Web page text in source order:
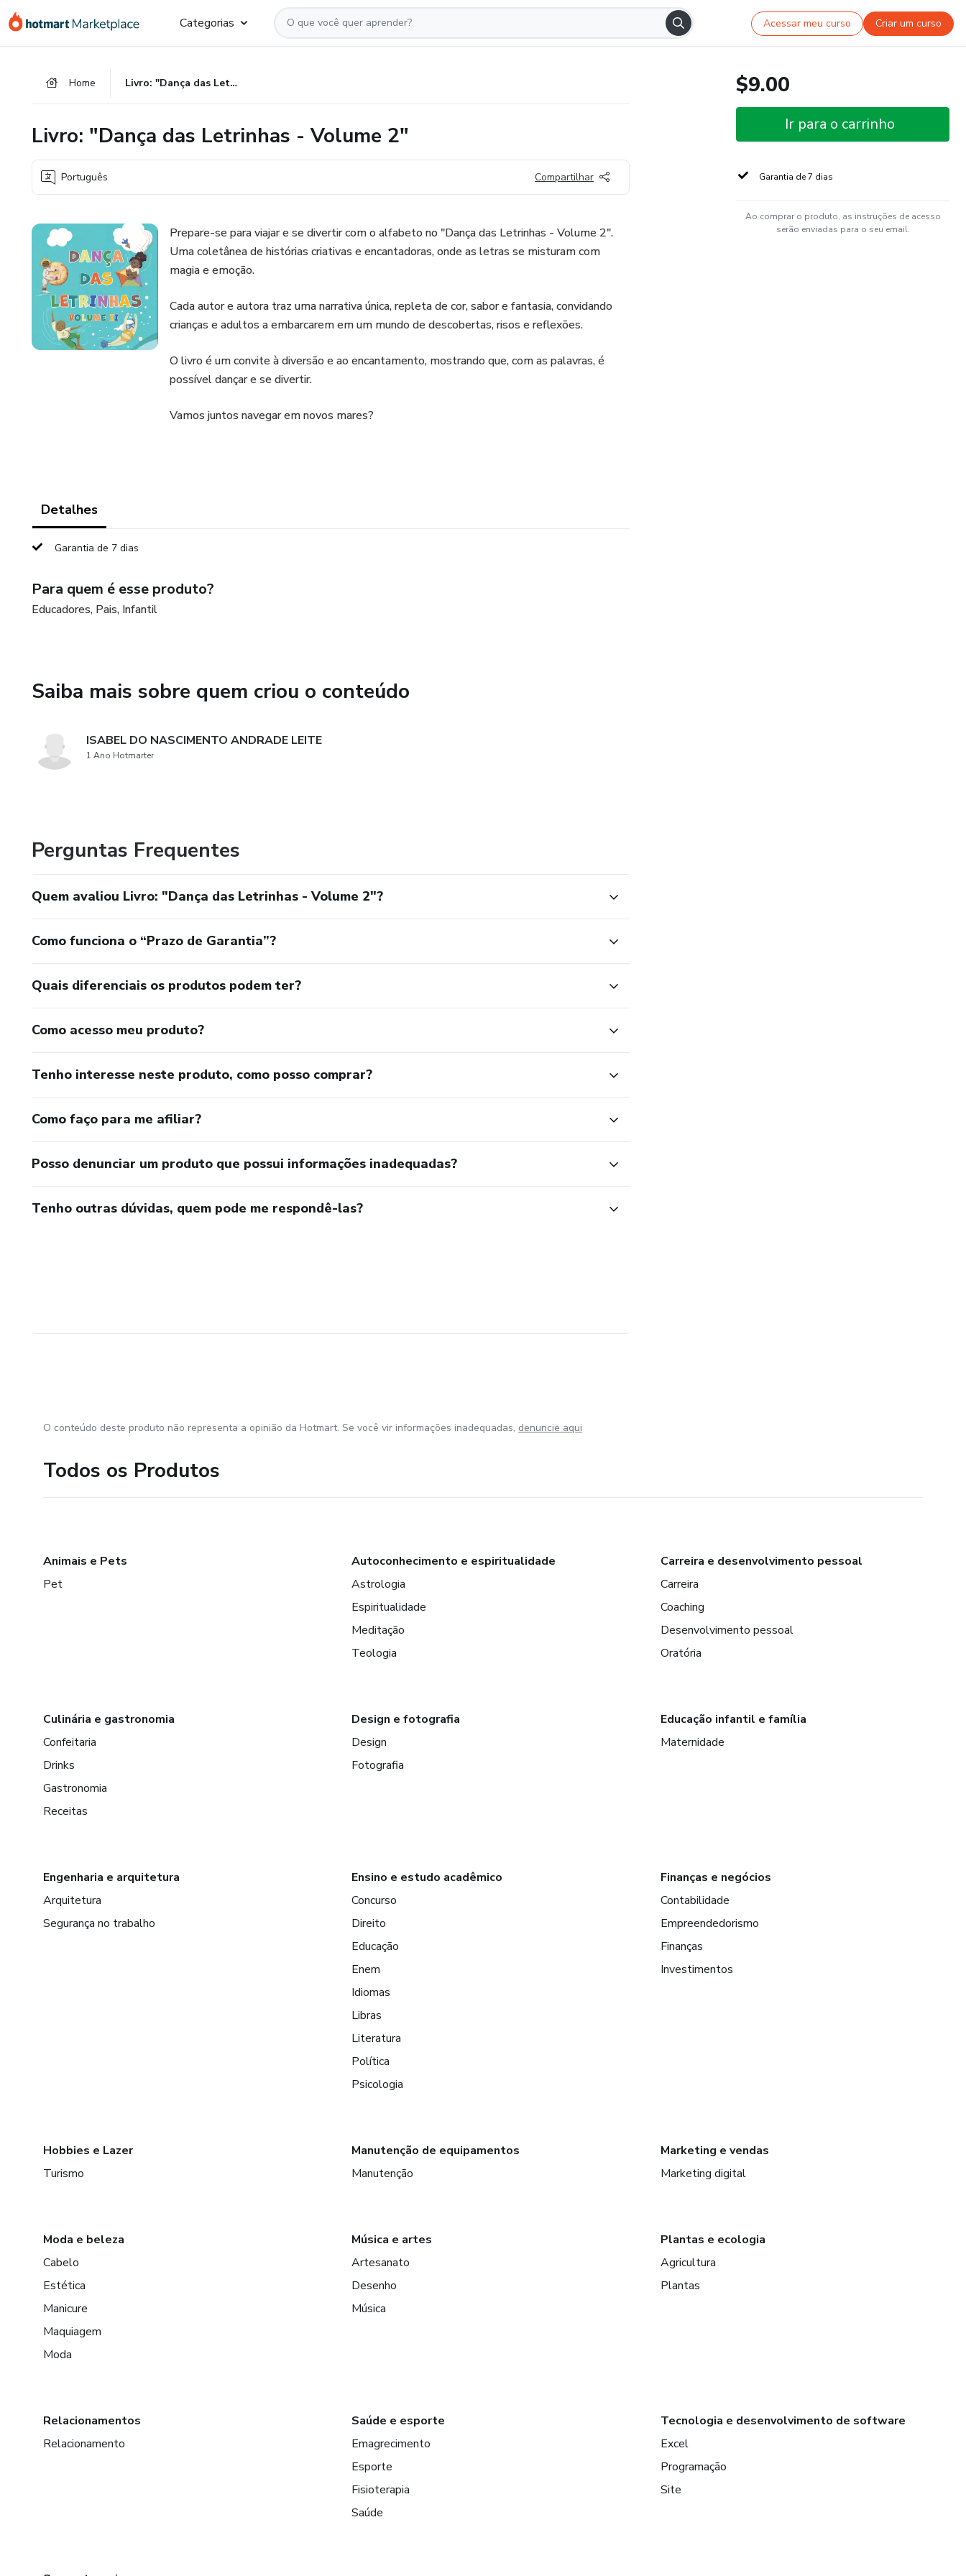
para
para
para
Categorias Acessar meu curso Criar um curso
Home Livro: "Dança das Letrinhas - Volume 2"
Livro: "Dança das Letrinhas - Volume 2"
Português Compartilhar
Prepare-se para viajar e se divertir com o alfabeto no "Dança das Letrinhas - Volume 2".
Uma coletânea de histórias criativas e encantadoras, onde as letras se misturam com
magia e emoção.
Cada autor e autora traz uma narrativa única, repleta de cor, sabor e fantasia, convidando
crianças e adultos a embarcarem em um mundo de descobertas, risos e reflexões.
O livro é um convite à diversão e ao encantamento, mostrando que, com as palavras, é
possível dançar e se divertir.
Vamos juntos navegar em novos mares?
Detalhes
Garantia de 7 dias
Para quem é esse produto?
Educadores, Pais, Infantil
Saiba mais sobre quem criou o conteúdo
ISABEL DO NASCIMENTO ANDRADE LEITE
1 Ano Hotmarter
Perguntas Frequentes
Quem avaliou Livro: "Dança das Letrinhas - Volume 2"?
Como funciona o “Prazo de Garantia”?
Quais diferenciais os produtos podem ter?
Como acesso meu produto?
Tenho interesse neste produto, como posso comprar?
Como faço para me afiliar?
Posso denunciar um produto que possui informações inadequadas?
Tenho outras dúvidas, quem pode me respondê-las?
$9.00
Ir para o carrinho
Garantia de 7 dias
Ao comprar o produto, as instruções de acesso
serão enviadas para o seu email.
O conteúdo deste produto não representa a opinião da Hotmart. Se você vir informações inadequadas, denuncie aqui
Todos os Produtos
Animais e Pets
Pet
Autoconhecimento e espiritualidade
Astrologia
Espiritualidade
Meditação
Teologia
Carreira e desenvolvimento pessoal
Carreira
Coaching
Desenvolvimento pessoal
Oratória
Culinária e gastronomia
Confeitaria
Drinks
Gastronomia
Receitas
Design e fotografia
Design
Fotografia
Educação infantil e família
Maternidade
Engenharia e arquitetura
Arquitetura
Segurança no trabalho
Ensino e estudo acadêmico
Concurso
Direito
Educação
Enem
Idiomas
Libras
Literatura
Política
Psicologia
Finanças e negócios
Contabilidade
Empreendedorismo
Finanças
Investimentos
Hobbies e Lazer
Turismo
Manutenção de equipamentos
Manutenção
Marketing e vendas
Marketing digital
Moda e beleza
Cabelo
Estética
Manicure
Maquiagem
Moda
Música e artes
Artesanato
Desenho
Música
Plantas e ecologia
Agricultura
Plantas
Relacionamentos
Relacionamento
Saúde e esporte
Emagrecimento
Esporte
Fisioterapia
Saúde
Tecnologia e desenvolvimento de software
Excel
Programação
Site